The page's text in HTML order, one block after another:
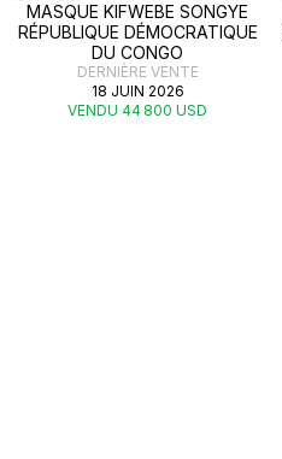
MASQUE KIFWEBE SONGYE
RÉPUBLIQUE DÉMOCRATIQUE
DU CONGO
DERNIÈRE VENTE
18 JUIN 2026
VENDU 44 800 USD